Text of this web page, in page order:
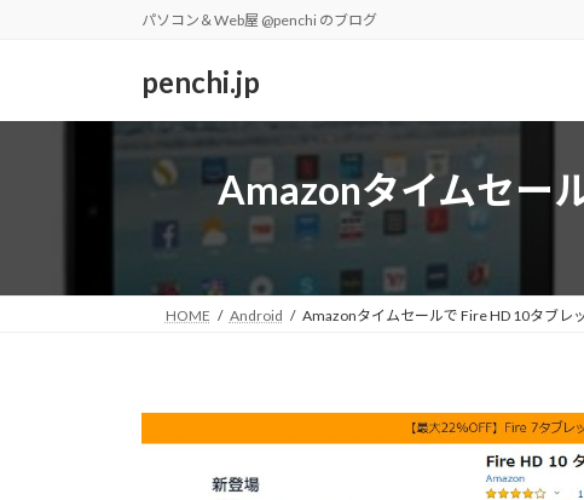
パソコン＆Web屋 @penchi のブログ
penchi.jp
Amazonタイムセー
HOME Android Amazonタイムセールで Fire HD 10タブレ